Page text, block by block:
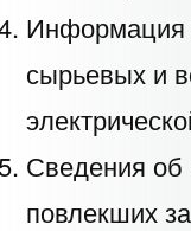
Информация
сырьевых и
Сведения об
повлекших